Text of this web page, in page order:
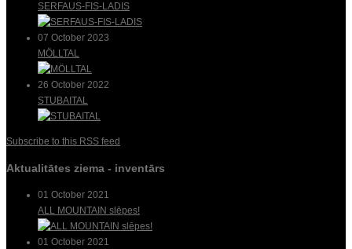
SERFAUS-FIS-LADIS
07 October 2023
MÖLLTAL
26 October 2022
STUBAITAL
Subscribe to this RSS feed
Aktualitātes ziema - inventārs
01 October 2021
ALL MOUNTAIN slēpes!
01 October 2021